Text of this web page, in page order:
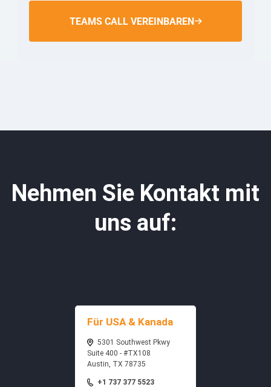
TEAMS CALL VEREINBAREN
Nehmen Sie Kontakt mit
uns auf:
Für USA & Kanada
5301 Southwest Pkwy
Suite 400 - #TX108
Austin, TX 78735
+1 737 377 5523